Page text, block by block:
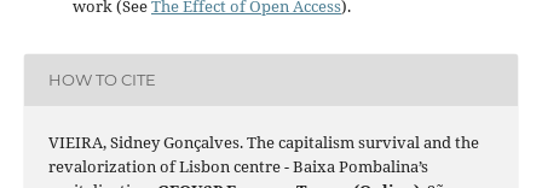
work (SeeThe Effect of Open Access).
HOW TO CITE
VIEIRA, Sidney Gonçalves. The capitalism survival and the
revalorization of Lisbon centre - Baixa Pombalina’s